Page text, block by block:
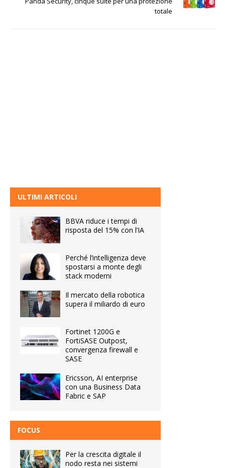
totale
ULTIMI ARTICOLI
BBVA riduce i tempi di
risposta del 15% con l’IA
Perché l’intelligenza deve
spostarsi a monte degli
stack moderni
Il mercato della robotica
supera il miliardo di euro
Fortinet 1200G e
FortiSASE Outpost,
convergenza firewall e
SASE
Ericsson, AI enterprise
con una Business Data
Fabric e SAP
FOCUS
Per la crescita digitale il
nodo resta nei sistemi